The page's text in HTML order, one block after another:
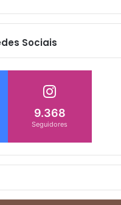
Sociais
9.368
Seguidores